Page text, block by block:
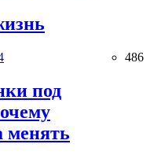
486
под
менять